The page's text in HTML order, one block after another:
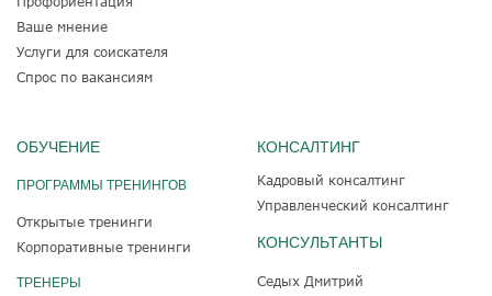
Ваше мнение
Услуги для соискателя
Спрос по вакансиям
ОБУЧЕНИЕ
ПРОГРАММЫ ТРЕНИНГОВ
Открытые тренинги
Корпоративные тренинги
ТРЕНЕРЫ
КОНСАЛТИНГ
Кадровый консалтинг
Управленческий консалтинг
КОНСУЛЬТАНТЫ
Седых Дмитрий